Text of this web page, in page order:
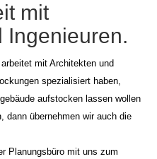
mit
Ingenieuren.
mit Architekten und
spezialisiert haben,
aufstocken lassen wollen
dann übernehmen wir auch die
Planungsbüro mit uns zum